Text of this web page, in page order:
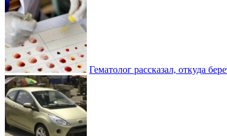
Гематолог рассказал, откуда